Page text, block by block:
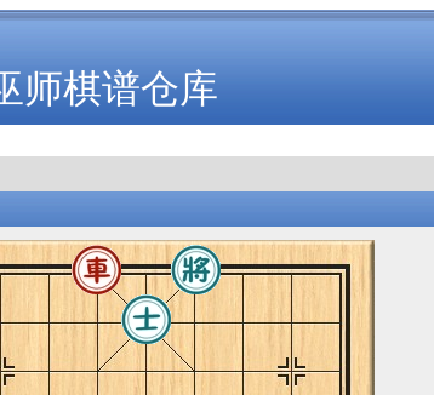
师棋谱仓库